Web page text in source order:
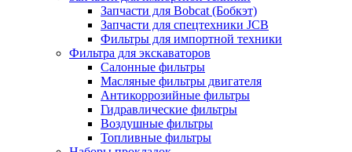
Запчасти для Bobcat (Бобкэт)
Запчасти для спецтехники JCB
Фильтры для импортной техники
Фильтра для экскаваторов
Салонные фильтры
Масляные фильтры двигателя
Антикоррозийные фильтры
Гидравлические фильтры
Воздушные фильтры
Топливные фильтры